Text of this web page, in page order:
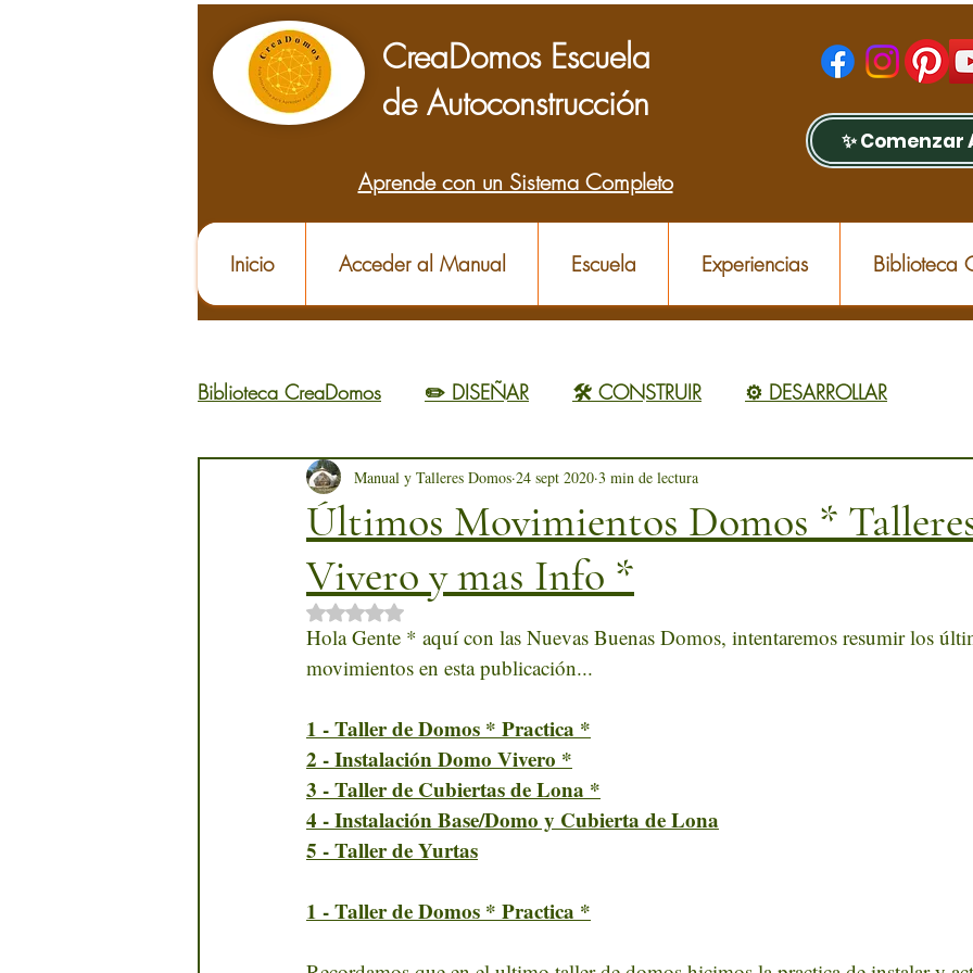
CreaDomos Escuela
de Autoconstrucción
Aprende con un Sistema Completo
✨ Comenzar
Inicio Acceder al Manual Escuela Experiencias Biblioteca
Biblioteca CreaDomos ✏️ DISEÑAR 🛠️ CONSTRUIR ⚙️ DESARROLLAR
🌱 APRENDER
Últimos Movimientos Domos *
Vivero y mas Info *
Manual y Talleres Domos 24 sept 2020 3 min de lectura
Obtuvo NaN de 5 estrellas.
Hola Gente * aquí con las Nuevas Buenas Domos, intentaremos resumir los
movimientos en esta publicación...
1 - Taller de Domos * Practica *
2 - Instalación Domo Vivero *
3 - Taller de Cubiertas de Lona *
4 - Instalación Base/Domo y Cubierta de Lona
5 - Taller de Yurtas
1 - Taller de Domos * Practica *